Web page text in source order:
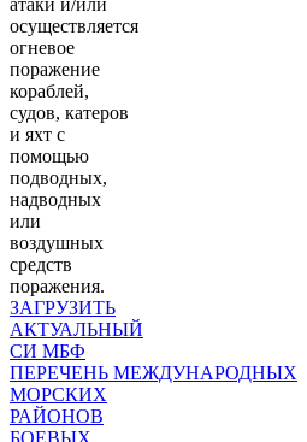
атаки и/или
осуществляется
огневое
поражение
кораблей,
судов, катеров
и яхт с
помощью
подводных,
надводных
или
воздушных
средств
поражения.
ЗАГРУЗИТЬ
АКТУАЛЬНЫЙ
СИ МБФ
ПЕРЕЧЕНЬ МЕЖДУНАРОДНЫХ
МОРСКИХ
РАЙОНОВ